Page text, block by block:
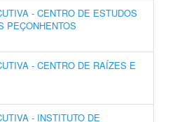
- CENTRO DE ESTUDOS
PEÇONHENTOS
- CENTRO DE RAÍZES E
- INSTITUTO DE